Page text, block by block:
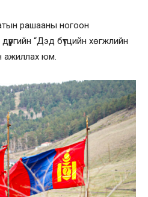
рашааны ногоон
“Дэд бүтцийн хөгжлийн
ажиллах юм.